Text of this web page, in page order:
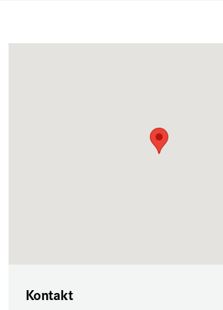
Kontakt